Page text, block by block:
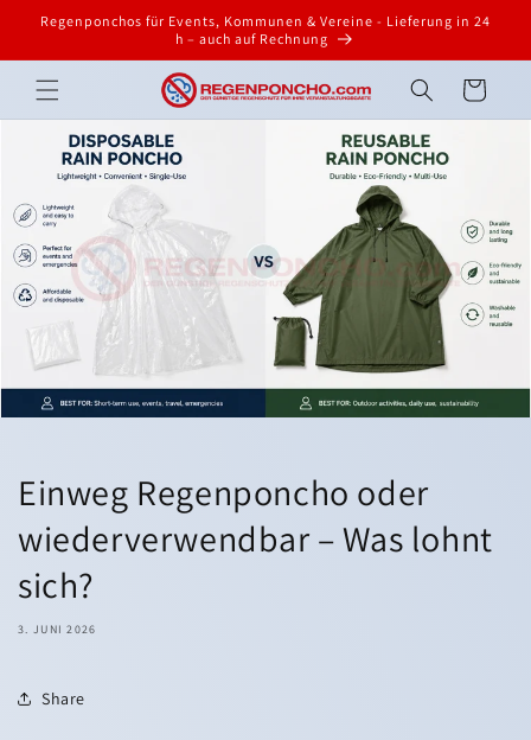
zum
Regenponchos für Events, Kommunen & Vereine - Lieferung in 24
h – auch auf Rechnung
Warenkorb
Einweg Regenponcho oder
wiederverwendbar – Was lohnt
sich?
3. JUNI 2026
Share